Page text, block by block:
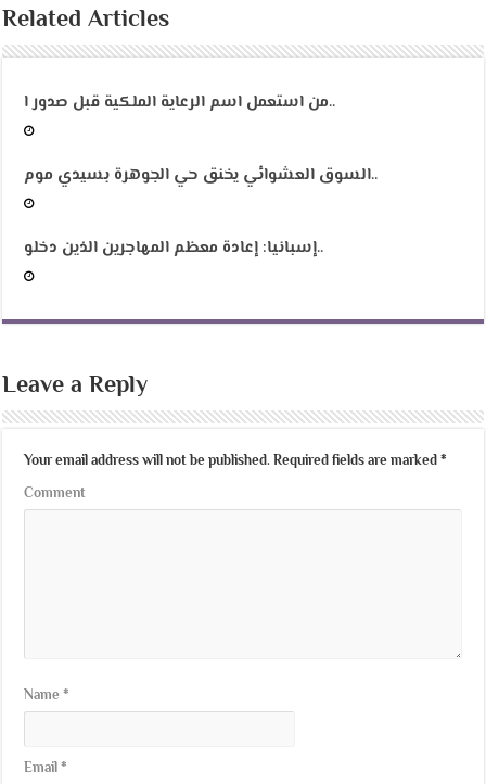
Related Articles
من استعمل اسم الرعاية الملكية قبل صدور ا..
السوق العشوائي يخنق حي الجوهرة بسيدي موم..
إسبانيا: إعادة معظم المهاجرين الذين دخلو..
Leave a Reply
Your email address will not be published. Required fields are marked*
Comment
Name*
Email*